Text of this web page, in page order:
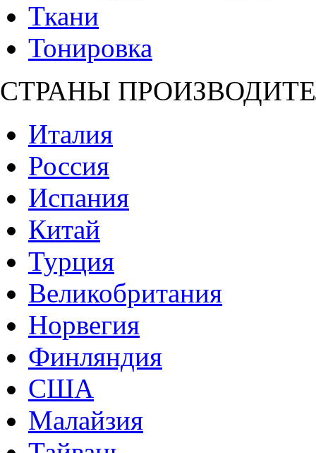
Ткани
Тонировка
СТРАНЫ
Италия
Россия
Испания
Китай
Турция
Великобритания
Норвегия
Финляндия
США
Малайзия